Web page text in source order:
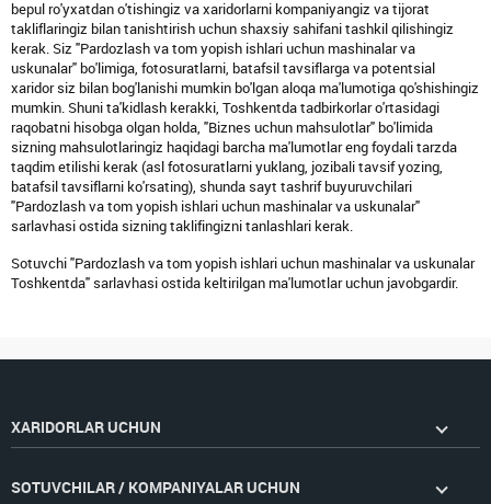
bepul ro'yxatdan o'tishingiz va xaridorlarni kompaniyangiz va tijorat
takliflaringiz bilan tanishtirish uchun shaxsiy sahifani tashkil qilishingiz
kerak. Siz "Pardozlash va tom yopish ishlari uchun mashinalar va
uskunalar" bo'limiga, fotosuratlarni, batafsil tavsiflarga va potentsial
xaridor siz bilan bog'lanishi mumkin bo'lgan aloqa ma'lumotiga qo'shishingiz
mumkin. Shuni ta'kidlash kerakki, Toshkentda tadbirkorlar o'rtasidagi
raqobatni hisobga olgan holda, "Biznes uchun mahsulotlar" bo'limida
sizning mahsulotlaringiz haqidagi barcha ma'lumotlar eng foydali tarzda
taqdim etilishi kerak (asl fotosuratlarni yuklang, jozibali tavsif yozing,
batafsil tavsiflarni ko'rsating), shunda sayt tashrif buyuruvchilari
"Pardozlash va tom yopish ishlari uchun mashinalar va uskunalar"
sarlavhasi ostida sizning taklifingizni tanlashlari kerak.
Sotuvchi "Pardozlash va tom yopish ishlari uchun mashinalar va uskunalar
Toshkentda" sarlavhasi ostida keltirilgan ma'lumotlar uchun javobgardir.
XARIDORLAR UCHUN
SOTUVCHILAR / KOMPANIYALAR UCHUN